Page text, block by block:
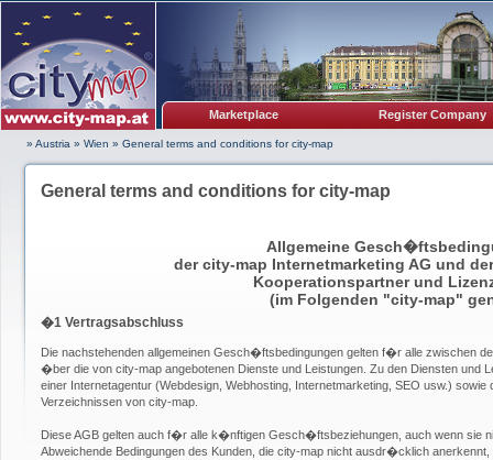
Marketplace Register Company
» Austria » Wien » General terms and conditions for city-map
General terms and conditions for city-map
Allgemeine
der city-map Internetmarketing AG und
Kooperationspartner und
(im Folgenden "city-map"
�1 Vertragsabschluss
Die nachstehenden allgemeinen Gesch�ftsbedingungen gelten f�r alle zwischen
�ber die von city-map angebotenen Dienste und Leistungen. Zu den Diensten und
einer Internetagentur (Webdesign, Webhosting, Internetmarketing, SEO usw.)
Verzeichnissen von city-map.
Diese AGB gelten auch f�r alle k�nftigen Gesch�ftsbeziehungen, auch wenn sie
Abweichende Bedingungen des Kunden, die city-map nicht ausdr�cklich